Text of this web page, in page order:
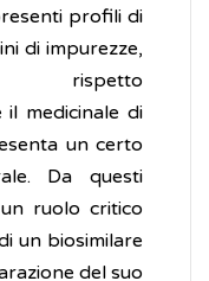
profili di
di impurezze,
rispetto
medicinale di
un certo
Da questi
ruolo critico
un biosimilare
del suo